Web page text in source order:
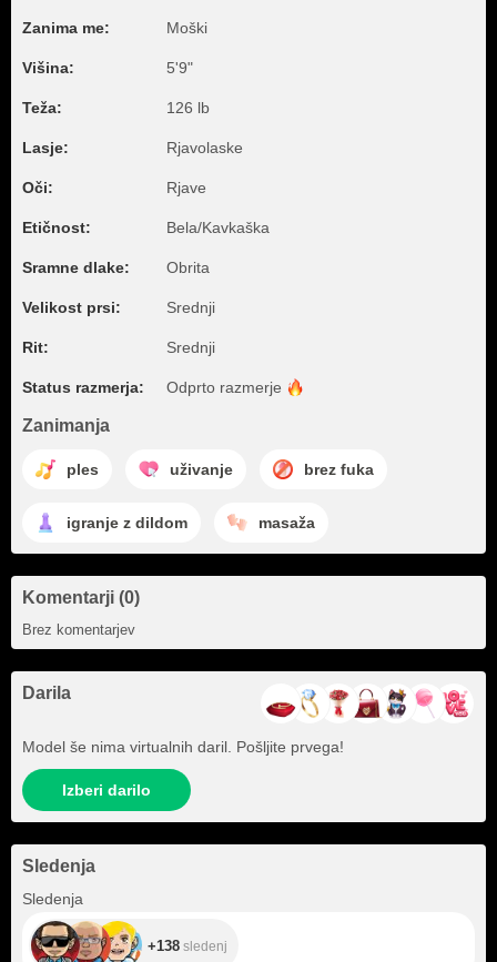
Zanima me: Moški
Višina: 5'9"
Teža: 126 lb
Lasje: Rjavolaske
Oči: Rjave
Etičnost: Bela/Kavkaška
Sramne dlake: Obrita
Velikost prsi: Srednji
Rit: Srednji
Status razmerja: Odprto razmerje
Zanimanja
ples uživanje brez fuka
igranje z dildom masaža
Komentarji (0)
Brez komentarjev
Darila
Model še nima virtualnih daril. Pošljite prvega!
Izberi darilo
Sledenja
Sledenja
+138 sledenj